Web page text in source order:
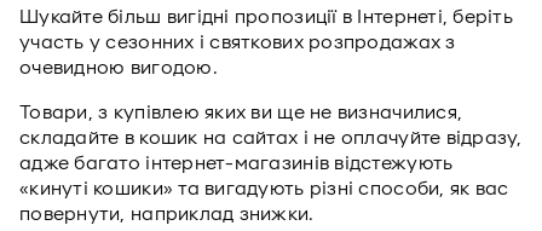
Шукайте більш вигідні пропозиції в Інтернеті, беріть
участь у сезонних і святкових розпродажах з
очевидною вигодою.
Товари, з купівлею яких ви ще не визначилися,
складайте в кошик на сайтах і не оплачуйте відразу,
адже багато інтернет-магазинів відстежують
«кинуті кошики» та вигадують різні способи, як вас
повернути, наприклад знижки.